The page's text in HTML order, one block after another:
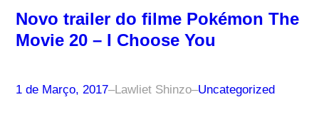
Novo trailer do filme Pokémon The
Movie 20 – I Choose You
1 de Março, 2017–Lawliet Shinzo–Uncategorized